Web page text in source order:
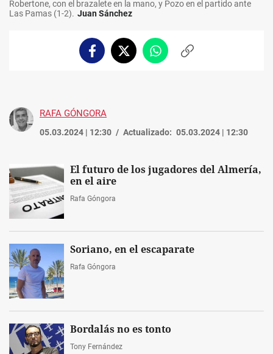
Robertone, con el brazalete en la mano, y Pozo en el partido ante
Las Pamas (1-2). Juan Sánchez
FacebookTwitterWhatsappCopiar
RAFA GÓNGORA
05.03.2024 | 12:30 Actualizado: 05.03.2024 | 12:30
El futuro de los jugadores del Almería,
en el aire
Rafa Góngora
Soriano, en el escaparate
Rafa Góngora
Bordalás no es tonto
Tony Fernández